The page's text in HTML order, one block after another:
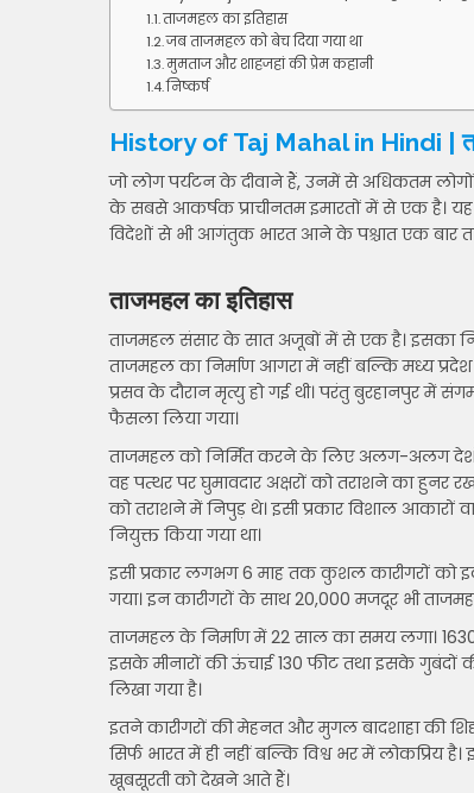
ताजमहल का इतिहास
जब ताजमहल को बेच दिया गया था
मुमताज और शाहजहां की प्रेम कहानी
निष्कर्ष
History of Taj Mahal in Hindi |
जो लोग पर्यटन के दीवाने हैं, उनमें से अधिकतम
के सबसे आकर्षक प्राचीनतम इमारतों में से एक है।
विदेशों से भी आगंतुक भारत आने के पश्चात एक बार
ताजमहल का इतिहास
ताजमहल संसार के सात अजूबों में से एक है। इसका
ताजमहल का निर्माण आगरा में नहीं बल्कि मध्य
प्रसव के दौरान मृत्यु हो गई थी। परंतु बुरहानपुर में
फैसला लिया गया।
ताजमहल को निर्मित करने के लिए अलग-अलग देशों के
वह पत्थर पर घुमावदार अक्षरों को तराशने का हुनर
को तराशने में निपुड़ थे। इसी प्रकार विशाल आकारों
नियुक्त किया गया था।
इसी प्रकार लगभग 6 माह तक कुशल कारीगरों को
गया। इन कारीगरों के साथ 20,000 मजदूर भी
ताजमहल के निर्माण में 22 साल का समय लगा।
इसके मीनारों की ऊंचाई 130 फीट तथा इसके
लिखा गया है।
इतने कारीगरों की मेहनत और मुगल बादशाहा की
सिर्फ भारत में ही नहीं बल्कि विश्व भर में लोकप्रिय
खूबसूरती को देखने आते हैं।